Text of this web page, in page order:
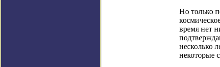
Но только
время нет
несколько
некоторые